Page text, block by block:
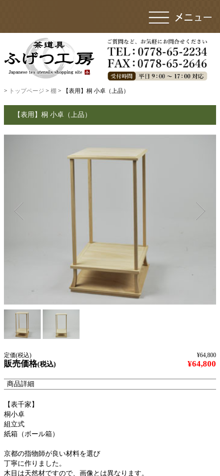
> トップページ > 棚 > 【表用】桐 小卓（上品）
【表用】桐 小卓（上品）
定価(税込) ¥64,800
販売価格(税込) ¥64,800
商品詳細
【表千家】
桐小卓
組立式
紙箱（ボール箱）
京都の指物師が良い材料を選び
丁寧に作りました。
木目は天然材ですので、画像とは異なります。